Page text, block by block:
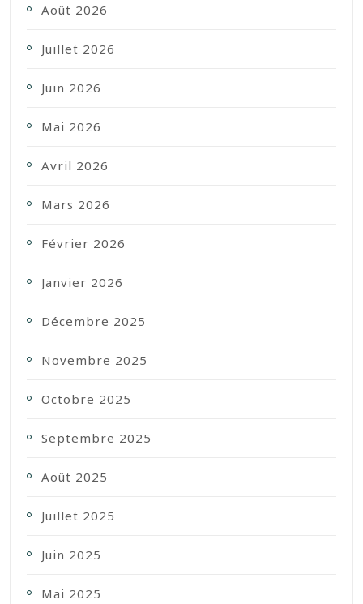
Août 2026
Juillet 2026
Juin 2026
Mai 2026
Avril 2026
Mars 2026
Février 2026
Janvier 2026
Décembre 2025
Novembre 2025
Octobre 2025
Septembre 2025
Août 2025
Juillet 2025
Juin 2025
Mai 2025